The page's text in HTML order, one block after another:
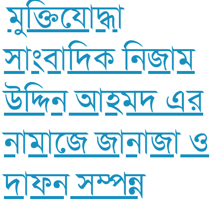
মুক্তিযোদ্ধা
সাংবাদিক নিজাম
উদ্দিন আহমদ এর
নামাজে জানাজা ও
দাফন সম্পন্ন